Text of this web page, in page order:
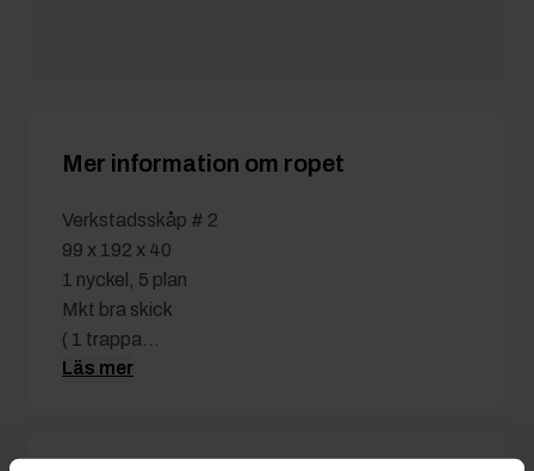
Mer information om ropet
Verkstadsskåp # 2
99 x 192 x 40
1 nyckel, 5 plan
Mkt bra skick
( 1 trappa...
Läs mer